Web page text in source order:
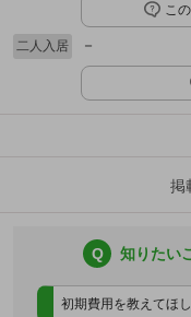
こ
二人入居 －
掲
Q 知りたい
初期費用を教えてほ